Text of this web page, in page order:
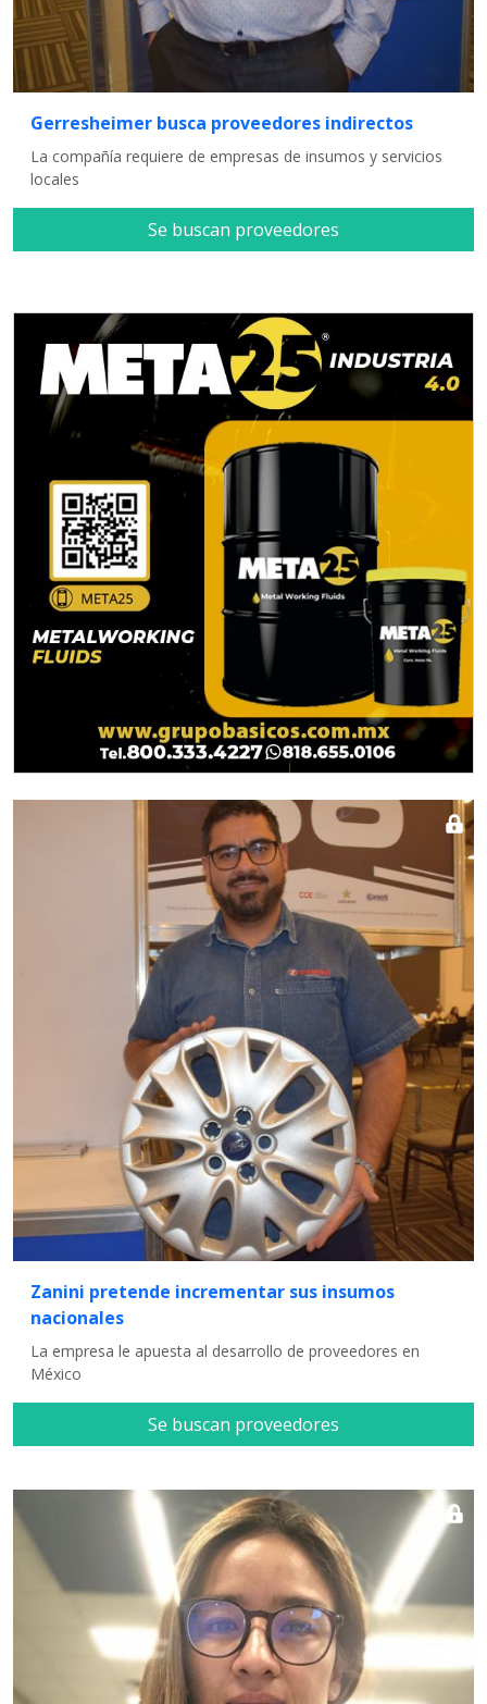
Gerresheimer busca proveedores indirectos
La compañía requiere de empresas de insumos y servicios
locales
Se buscan proveedores
Zanini pretende incrementar sus insumos
nacionales
La empresa le apuesta al desarrollo de proveedores en
México
Se buscan proveedores